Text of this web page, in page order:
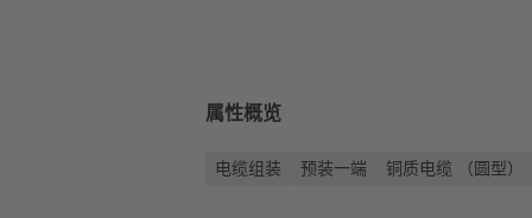
属性概览
电缆组装 预装一端 铜质电缆 （圆型）